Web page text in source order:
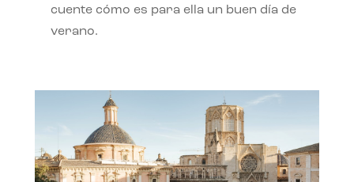
cuente cómo es para ella un buen día de
verano.